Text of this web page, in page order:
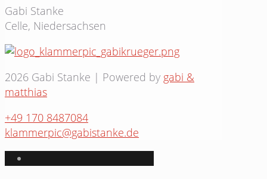
Gabi Stanke
Celle, Niedersachsen
2026 Gabi Stanke | Powered by gabi &
matthias
+49 170 8487084
klammerpic@gabistanke.de